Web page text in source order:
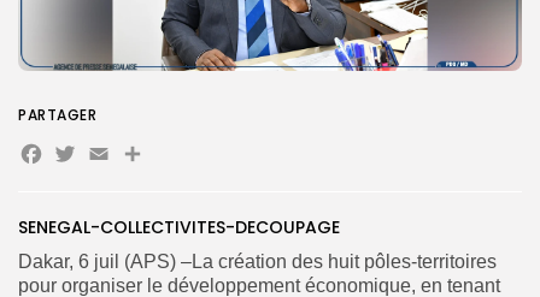
FR
SENEGAL-COLLECTIVITES-DECOUPAGE
Dakar, 6 juil (APS) –La création des huit pôles-territoires
pour organiser le développement économique, en tenant
PARTAGER
Facebook
Twitter
EmailPartager